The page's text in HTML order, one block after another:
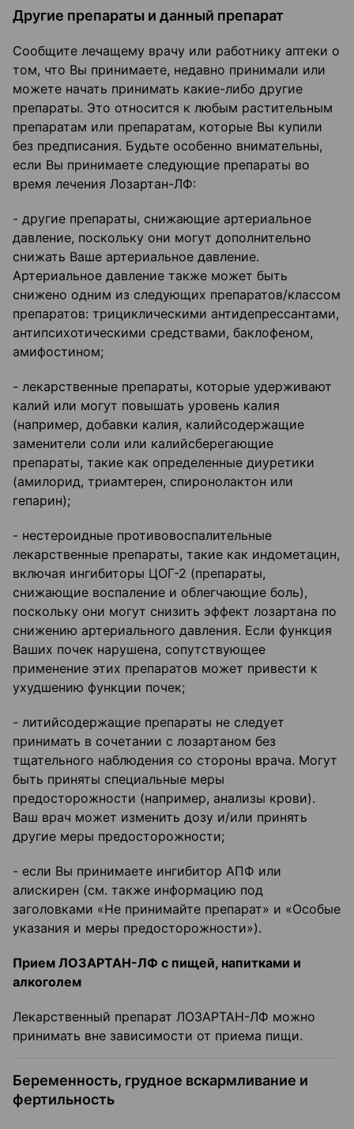
Другие препараты и данный препарат
Сообщите лечащему врачу или работнику аптеки о
том, что Вы принимаете, недавно принимали или
можете начать принимать какие-либо другие
препараты. Это относится к любым растительным
препаратам или препаратам, которые Вы купили
без предписания. Будьте особенно внимательны,
если Вы принимаете следующие препараты во
время лечения Лозартан-ЛФ:
- другие препараты, снижающие артериальное
давление, поскольку они могут дополнительно
снижать Ваше артериальное давление.
Артериальное давление также может быть
снижено одним из следующих препаратов/классом
препаратов: трициклическими антидепрессантами,
антипсихотическими средствами, баклофеном,
амифостином;
- лекарственные препараты, которые удерживают
калий или могут повышать уровень калия
(например, добавки калия, калийсодержащие
заменители соли или калийсберегающие
препараты, такие как определенные диуретики
(амилорид, триамтерен, спиронолактон или
гепарин);
- нестероидные противовоспалительные
лекарственные препараты, такие как индометацин,
включая ингибиторы ЦОГ-2 (препараты,
снижающие воспаление и облегчающие боль),
поскольку они могут снизить эффект лозартана по
снижению артериального давления. Если функция
Ваших почек нарушена, сопутствующее
применение этих препаратов может привести к
ухудшению функции почек;
- литийсодержащие препараты не следует
принимать в сочетании с лозартаном без
тщательного наблюдения со стороны врача. Могут
быть приняты специальные меры
предосторожности (например, анализы крови).
Ваш врач может изменить дозу и/или принять
другие меры предосторожности;
- если Вы принимаете ингибитор АПФ или
алискирен (см. также информацию под
заголовками «Не принимайте препарат» и «Особые
указания и меры предосторожности»).
Прием ЛОЗАРТАН-ЛФ с пищей, напитками и
алкоголем
Лекарственный препарат ЛОЗАРТАН-ЛФ можно
принимать вне зависимости от приема пищи.
Беременность, грудное вскармливание и
фертильность